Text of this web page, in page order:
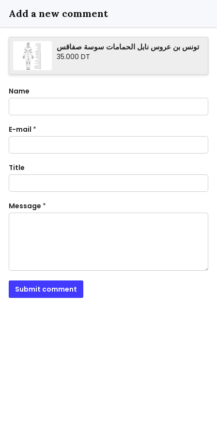
Add a new comment
تونس بن عروس نابل الحمامات سوسة صفاقس
35.000 DT
Name
E-mail *
Title
Message *
Submit comment